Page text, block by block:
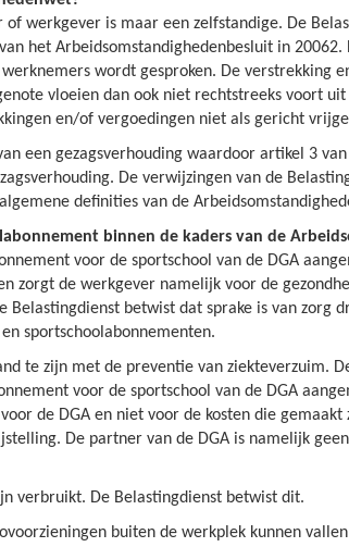
werkgever is maar een zelfstandige. De
het Arbeidsomstandighedenbesluit in
wordt gesproken. De verstrekking
vloeien dan ook niet rechtstreeks voort
en/of vergoedingen niet als gericht
een gezagsverhouding waardoor artikel 3
De verwijzingen van de
definities van de
binnen de kaders van de
voor de sportschool van de DGA
zorgt de werkgever namelijk voor de
betwist dat sprake is van zorg
sportschoolabonnementen.
te zijn met de preventie van ziekteverzuim.
voor de sportschool van de DGA
de DGA en niet voor de kosten die
De partner van de DGA is namelijk
verbruikt. De Belastingdienst betwist dit.
buiten de werkplek kunnen